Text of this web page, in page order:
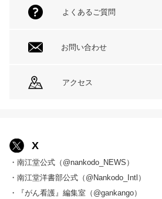
よくあるご質問
お問い合わせ
アクセス
X
・南江堂公式（@nankodo_NEWS）
・南江堂洋書部公式（@Nankodo_Intl）
・『がん看護』編集室（@gankango）